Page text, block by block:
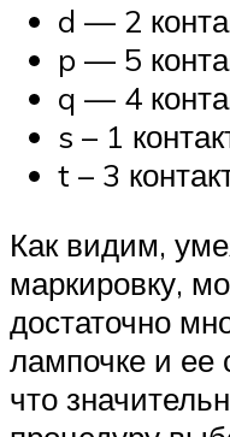
d — 2
p — 5
q — 4
s – 1
t – 3
Как видим,
маркировку,
достаточно
лампочке и ее
что